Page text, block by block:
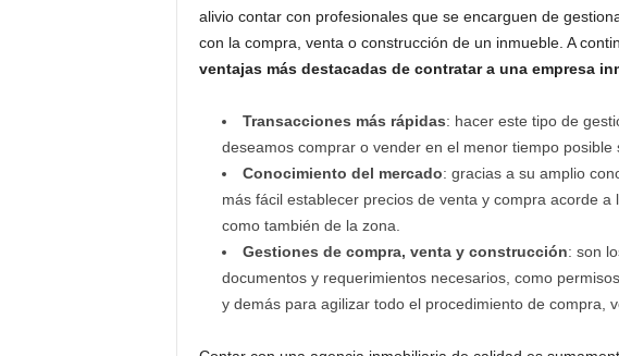
alivio contar con profesionales que se encarguen de
con la compra, venta o construcción de un inmueble. A
ventajas más destacadas de contratar a una empresa
Transacciones más rápidas: hacer este tipo de
deseamos comprar o vender en el menor tiempo posible
Conocimiento del mercado: gracias a su amplio
más fácil establecer precios de venta y compra acorde
como también de la zona.
Gestiones de compra, venta y construcción: son
documentos y requerimientos necesarios, como
y demás para agilizar todo el procedimiento de compra,